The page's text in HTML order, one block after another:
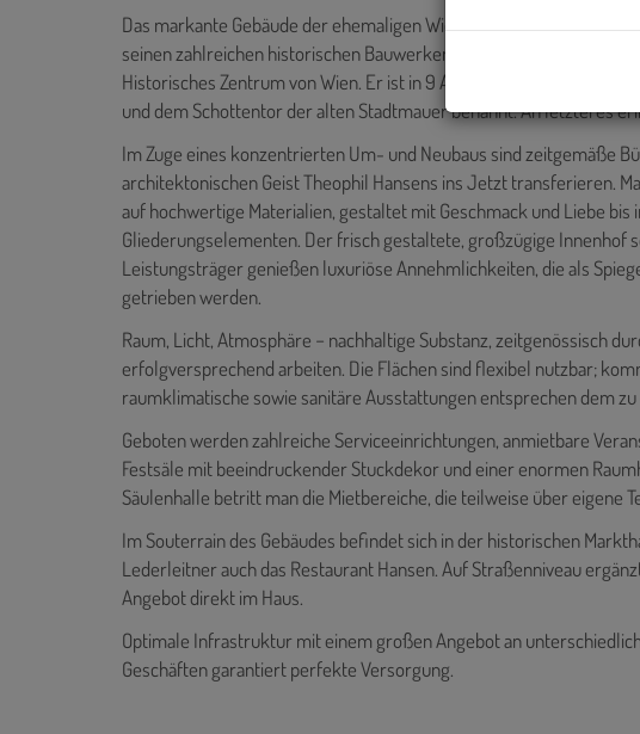
Das markante Gebäude der ehemaligen Wiener Börse liegt
seinen zahlreichen historischen Bauwerken zählt der gesamte
Historisches Zentrum von Wien. Er ist in 9 Abschnitte unterteilt, der
und dem Schottentor der alten Stadtmauer benannt. An letzteres
Im Zuge eines konzentrierten Um- und Neubaus sind zeitgemäße
architektonischen Geist Theophil Hansens ins Jetzt transferieren.
auf hochwertige Materialien, gestaltet mit Geschmack und Liebe
Gliederungselementen. Der frisch gestaltete, großzügige Innenhof
Leistungsträger genießen luxuriöse Annehmlichkeiten, die als
getrieben werden.
Raum, Licht, Atmosphäre − nachhaltige Substanz, zeitgenössisch
erfolgversprechend arbeiten. Die Flächen sind flexibel nutzbar;
raumklimatische sowie sanitäre Ausstattungen entsprechen dem
Geboten werden zahlreiche Serviceeinrichtungen, anmietbare
Festsäle mit beeindruckender Stuckdekor und einer enormen
Säulenhalle betritt man die Mietbereiche, die teilweise über eigene
Im Souterrain des Gebäudes befindet sich in der historischen
Lederleitner auch das Restaurant Hansen. Auf Straßenniveau
Angebot direkt im Haus.
Optimale Infrastruktur mit einem großen Angebot an
Geschäften garantiert perfekte Versorgung.